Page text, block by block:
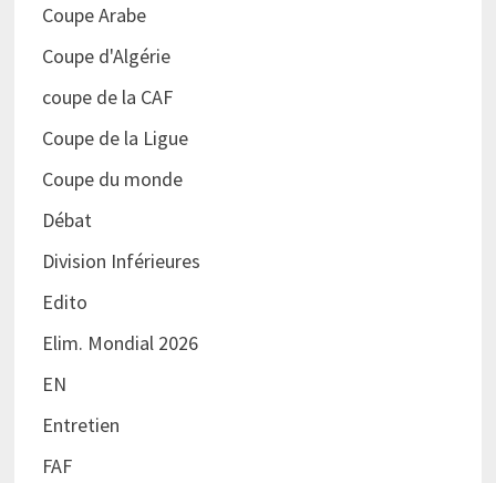
Coupe Arabe
Coupe d'Algérie
coupe de la CAF
Coupe de la Ligue
Coupe du monde
Débat
Division Inférieures
Edito
Elim. Mondial 2026
EN
Entretien
FAF